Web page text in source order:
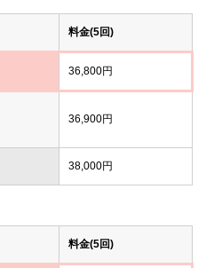
料金(5回)
36,800円
36,900円
38,000円
料金(5回)